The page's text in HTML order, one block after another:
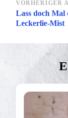
VORHERIGER
Lass doch Mal
Leckerlie-Mist